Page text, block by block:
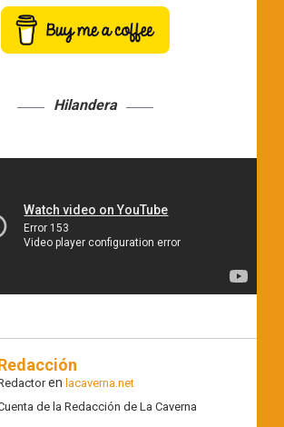
Hilandera
en lacaverna.net
de la Redacción de La Caverna